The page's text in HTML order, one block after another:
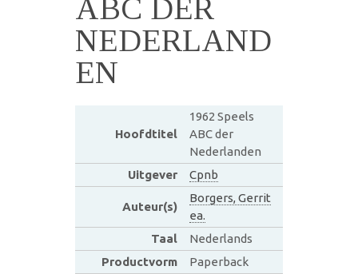
ABC DER
NEDERLAND
EN
Hoofdtitel
1962 Speels
ABC der
Nederlanden
Uitgever
Cpnb
Auteur(s)
Borgers, Gerrit
ea.
Taal
Nederlands
Productvorm
Paperback